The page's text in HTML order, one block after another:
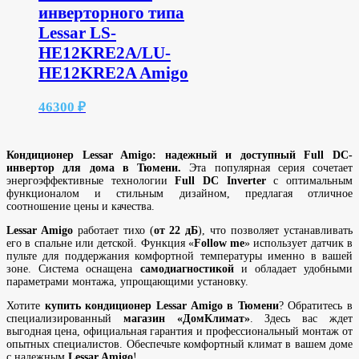
Ширина завесы (м)
Эффективная площадь (м²)
инверторного типа
Lessar LS-
HE12KRE2A/LU-
HE12KRE2A Amigo
46300 ₽
Кондиционер Lessar Amigo: надежный и доступный Full DC-
инвертор для дома в Тюмени. Эта популярная серия сочетает
энергоэффективные технологииFull DC Inverterс оптимальным
функционалом и стильным дизайном, предлагая отличное
соотношение цены и качества.
Lessar Amigoработает тихо (от 22 дБ), что позволяет устанавливать
его в спальне или детской. Функция «Follow me» использует датчик в
пульте для поддержания комфортной температуры именно в вашей
зоне. Система оснащена самодиагностикойи обладает удобными
параметрами монтажа, упрощающими установку.
Хотите купить кондиционер Lessar Amigo в Тюмени? Обратитесь в
специализированный магазин «ДомКлимат». Здесь вас ждет
выгодная цена, официальная гарантия и профессиональный монтаж от
опытных специалистов. Обеспечьте комфортный климат в вашем доме